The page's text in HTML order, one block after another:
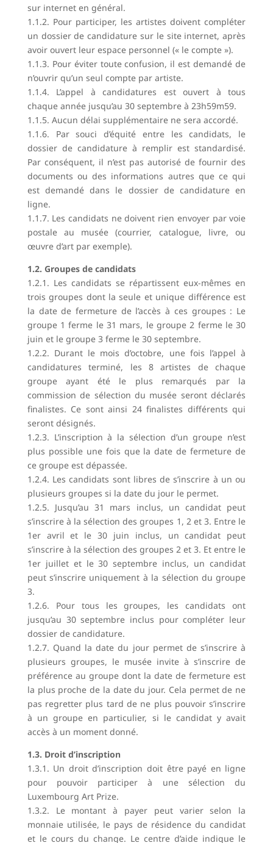
sur internet en général.
1.1.2. Pour participer, les artistes doivent compléter
un dossier de candidature sur le site internet, après
avoir ouvert leur espace personnel (« le compte »).
1.1.3. Pour éviter toute confusion, il est demandé de
n’ouvrir qu’un seul compte par artiste.
1.1.4. L’appel à candidatures est ouvert à tous
chaque année jusqu’au 30 septembre à 23h59m59.
1.1.5. Aucun délai supplémentaire ne sera accordé.
1.1.6. Par souci d’équité entre les candidats, le
dossier de candidature à remplir est standardisé.
Par conséquent, il n’est pas autorisé de fournir des
documents ou des informations autres que ce qui
est demandé dans le dossier de candidature en
ligne.
1.1.7. Les candidats ne doivent rien envoyer par voie
postale au musée (courrier, catalogue, livre, ou
œuvre d’art par exemple).
1.2. Groupes de candidats
1.2.1. Les candidats se répartissent eux-mêmes en
trois groupes dont la seule et unique différence est
la date de fermeture de l’accès à ces groupes : Le
groupe 1 ferme le 31 mars, le groupe 2 ferme le 30
juin et le groupe 3 ferme le 30 septembre.
1.2.2. Durant le mois d’octobre, une fois l’appel à
candidatures terminé, les 8 artistes de chaque
groupe ayant été le plus remarqués par la
commission de sélection du musée seront déclarés
finalistes. Ce sont ainsi 24 finalistes différents qui
seront désignés.
1.2.3. L’inscription à la sélection d’un groupe n’est
plus possible une fois que la date de fermeture de
ce groupe est dépassée.
1.2.4. Les candidats sont libres de s’inscrire à un ou
plusieurs groupes si la date du jour le permet.
1.2.5. Jusqu’au 31 mars inclus, un candidat peut
s’inscrire à la sélection des groupes 1, 2 et 3. Entre le
1er avril et le 30 juin inclus, un candidat peut
s’inscrire à la sélection des groupes 2 et 3. Et entre le
1er juillet et le 30 septembre inclus, un candidat
peut s’inscrire uniquement à la sélection du groupe
3.
1.2.6. Pour tous les groupes, les candidats ont
jusqu’au 30 septembre inclus pour compléter leur
dossier de candidature.
1.2.7. Quand la date du jour permet de s’inscrire à
plusieurs groupes, le musée invite à s’inscrire de
préférence au groupe dont la date de fermeture est
la plus proche de la date du jour. Cela permet de ne
pas regretter plus tard de ne plus pouvoir s’inscrire
à un groupe en particulier, si le candidat y avait
accès à un moment donné.
1.3. Droit d’inscription
1.3.1. Un droit d’inscription doit être payé en ligne
pour pouvoir participer à une sélection du
Luxembourg Art Prize.
1.3.2. Le montant à payer peut varier selon la
monnaie utilisée, le pays de résidence du candidat
et le cours du change. Le centre d’aide indique le